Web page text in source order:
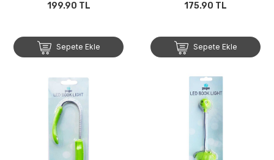
199.90 TL
Sepete Ekle
175.90 TL
Sepete Ekle